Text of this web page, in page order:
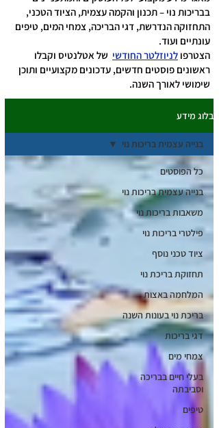
בבריכות נוי – תכנון והקמה עצמית, הציוד הטכני,
התחזוקה הנדרשת, דגי הבריכה, צמחי המים, טיפים
עונתיים ועוד.
הצטרפו לניוזלטר החודשי של אטלנטיס וקבלו
ראשונים פוסטים חדשים, עדכונים מקצועיים ותוכן
שימושי לאורך השנה.
בלוג מידע
כל הפוסטים
בנייה עצמית בריכות נוי
משאבות בריכות נוי
פילטרי בריכות נוי
ציוד טכני נוסף
תחזוקת בריכת נוי
המלחמה באצות
בריכת נוי בעונות השנה
דגי בריכות
צמחי מים
בעלי חיים בבריכה
וסביבתה
טיפים
בנייה עצמית בריכות נוי